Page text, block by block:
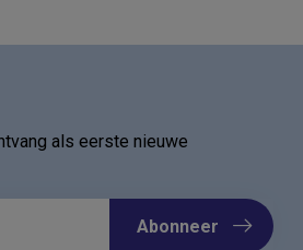
als eerste nieuwe
Abonneer